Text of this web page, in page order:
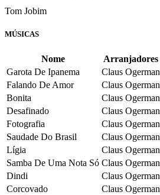
Tom Jobim
MÚSICAS
Nome
Arranjadores
Garota De Ipanema
Claus Ogerman
Falando De Amor
Claus Ogerman
Bonita
Claus Ogerman
Desafinado
Claus Ogerman
Fotografia
Claus Ogerman
Saudade Do Brasil
Claus Ogerman
Lígia
Claus Ogerman
Samba De Uma Nota Só Claus Ogerman
Dindi
Claus Ogerman
Corcovado
Claus Ogerman